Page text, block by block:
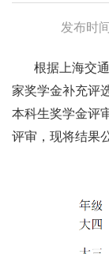
发布时
根据上海交
家奖学金补充评
本科生奖学金评
评审，现将结果